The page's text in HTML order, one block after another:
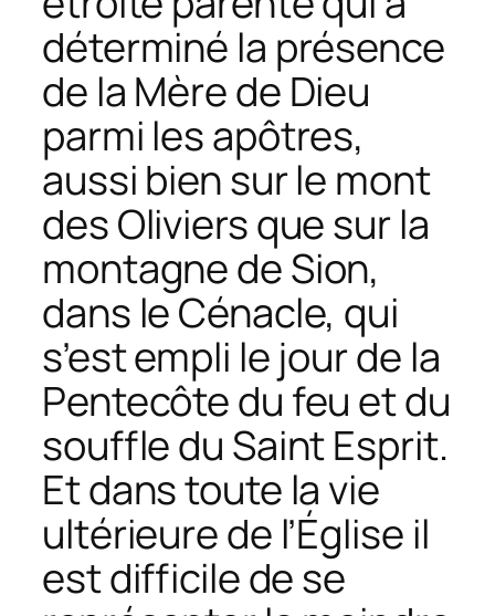
déterminé la présence
de la Mère de Dieu
parmi les apôtres,
aussi bien sur le mont
des Oliviers que sur la
montagne de Sion,
dans le Cénacle, qui
s’est empli le jour de la
Pentecôte du feu et du
souffle du Saint Esprit.
Et dans toute la vie
ultérieure de l’Église il
est difficile de se